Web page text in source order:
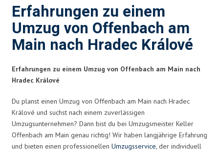
Erfahrungen zu einem
Umzug von Offenbach am
Main nach Hradec Králové
Erfahrungen zu einem Umzug von Offenbach am Main nach
Hradec Králové
Du planst einen Umzug von Offenbach am Main nach Hradec
Králové und suchst nach einem zuverlässigen
Umzugsunternehmen? Dann bist du bei Umzugsmeister Keller
Offenbach am Main genau richtig! Wir haben langjährige Erfahrung
und bieten einen professionellen Umzugsservice, der individuell